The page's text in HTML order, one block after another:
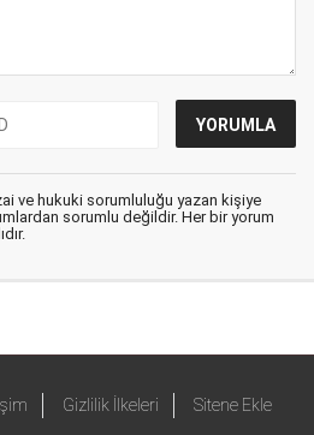
ve hukuki sorumluluğu yazan kişiye
sorumlu değildir. Her bir yorum
Gizlilik İlkeleri Sitene Ekle